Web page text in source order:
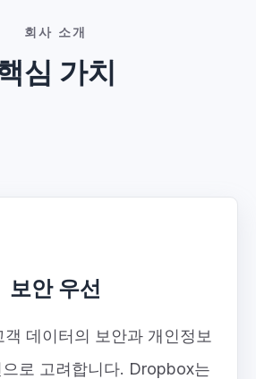
회사 소개
심 가치
보안 우선
객 데이터의 보안과 개인정보
으로 고려합니다. Dropbox는